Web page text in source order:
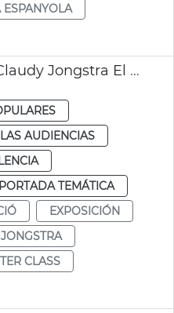
Clases magistrales Claudy Jongstra El Almudín València
AUDIENCIAS
TEMÁTICA
EXPOSICIÓN
CLASS